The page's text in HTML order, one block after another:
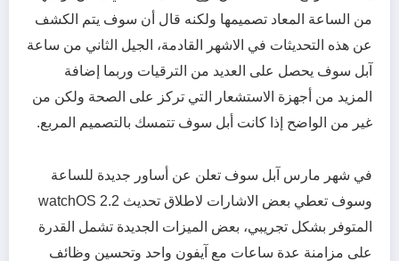
من الساعة المعاد تصميمها ولكنه قال أن سوف يتم الكشف
عن هذه التحديثات في الاشهر القادمة، الجيل الثاني من ساعة
آبل سوف يحصل على العديد من الترقيات وربما إضافة
المزيد من أجهزة الاستشعار التي تركز على الصحة ولكن من
غير من الواضح إذا كانت أبل سوف تتمسك بالتصميم المربع.
في شهر مارس آبل سوف تعلن عن أساور جديدة للساعة
وسوف تعطي بعض الاشارات لاطلاق تحديث watchOS 2.2
المتوفر بشكل تجريبي، بعض الميزات الجديدة تشمل القدرة
على مزامنة عدة ساعات مع آيفون واحد وتحسين وظائف